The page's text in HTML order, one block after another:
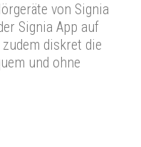
von Signia
Signia App auf
diskret die
und ohne